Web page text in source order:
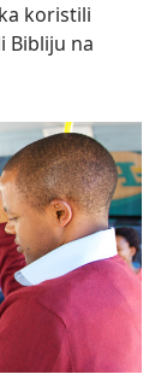
koristili
Bibliju na